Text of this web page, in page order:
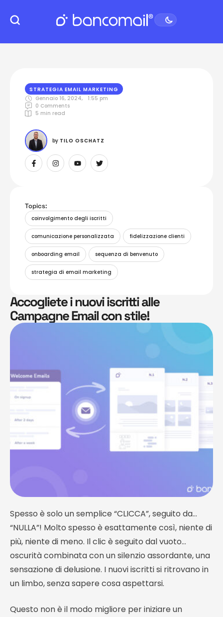
STRATEGIA EMAIL MARKETING
Gennaio 16, 2024,
1:55 pm
0 Comments
5 min read
by TILO OSCHATZ
Topics:
coinvolgimento degli iscritti
comunicazione personalizzata fidelizzazione clienti
onboarding email sequenza di benvenuto
strategia di email marketing
Accogliete i nuovi iscritti alle
Campagne Email con stile!
Spesso è solo un semplice “CLICCA”, seguito da…
“NULLA”! Molto spesso è esattamente così, niente di
più, niente di meno. Il clic è seguito dal vuoto…
oscurità combinata con un silenzio assordante, una
sensazione di delusione. I nuovi iscritti si ritrovano in
un limbo, senza sapere cosa aspettarsi.
Questo non è il modo migliore per iniziare un